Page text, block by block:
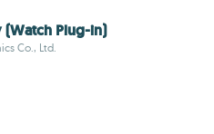
(Watch Plug-in)
Co., Ltd.